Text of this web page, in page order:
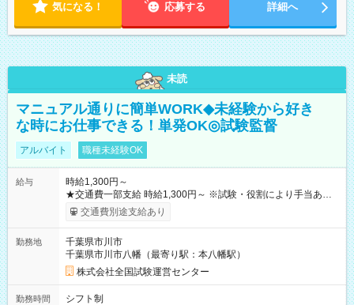
気になる！ 応募する 詳細へ
未読
マニュアル通りに簡単WORK◆未経験から好き
な時にお仕事できる！単発OK◎試験監督
アルバイト 職種未経験OK
給与
時給1,300円～
★交通費一部支給 時給1,300円～ ※試験・役割により手当あり
※勤務回数により昇給あり 【即給（前払い）オプションあ
り！】 希望される場合、勤務から1週間ほどで給与の一部を受け
例】 ・河合塾模擬試験 8:30～17:30（休憩1時間） 時給1,300円
×8時間＝日収10,400円＋交通費 ※当日の役割により時給＋100
円の場合あり ・国家試験 7:00～13:30（休憩なし） 時給1,300
円（役割手当＋100円）×6時間＝日収8,400円＋交通費 【試用期
間】試用期間なし
交通費別途支給あり
勤務地
千葉県市川市
千葉県市川市八幡（最寄り駅：本八幡駅）
株式会社全国試験運営センター
勤務時間
シフト制